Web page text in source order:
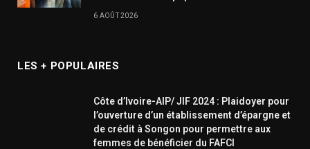
6 AOÛT 2026
LES + POPULAIRES
Côte d’Ivoire-AIP/ JIF 2024 : Plaidoyer pour
l’ouverture d’un établissement d’épargne et
de crédit à Songon pour permettre aux
femmes de bénéficier du FAFCI